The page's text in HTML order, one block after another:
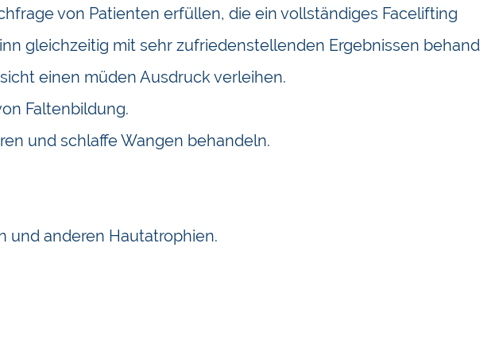
von Patienten erfüllen, die ein vollständiges Facelifting
gleichzeitig mit sehr zufriedenstellenden Ergebnissen behand
einen müden Ausdruck verleihen.
Faltenbildung.
und schlaffe Wangen behandeln.
und anderen Hautatrophien.